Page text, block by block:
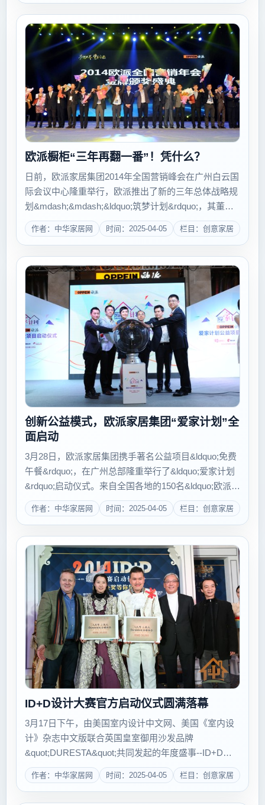
欧派橱柜“三年再翻一番”！凭什么？
日前，欧派家居集团2014年全国营销峰会在广州白云国
际会议中心隆重举行，欧派推出了新的三年总体战略规
划&mdash;&mdash;&ldquo;筑梦计划&rdquo;，其董事
长姚良松在峰会上宣布：&ldquo;未来三年，欧派家居集
团将剑指百亿，欧派橱柜销量...
作者：中华家居网 时间：2025-04-05 栏目：创意家居
创新公益模式，欧派家居集团“爱家计划”全
面启动
3月28日，欧派家居集团携手著名公益项目&ldquo;免费
午餐&rdquo;，在广州总部隆重举行了&ldquo;爱家计划
&rdquo;启动仪式。来自全国各地的150名&ldquo;欧派爱
家大使&rdquo;、著名影视巨星蒋雯丽、&ldquo;中国好
声音&r...
作者：中华家居网 时间：2025-04-05 栏目：创意家居
ID+D设计大赛官方启动仪式圆满落幕
3月17日下午，由美国室内设计中文网、美国《室内设
计》杂志中文版联合英国皇室御用沙发品牌
&quot;DURESTA&quot;共同发起的年度盛事--ID+D设
计大赛官方启动仪式圆满落幕。 活动在广州珠江新城维
家思广场举行，DURESTA高层领导及其中...
作者：中华家居网 时间：2025-04-05 栏目：创意家居